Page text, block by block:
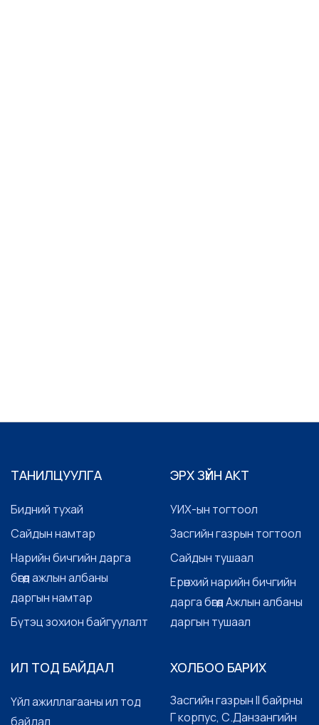
ТАНИЛЦУУЛГА
Бидний тухай
Сайдын намтар
Нарийн бичгийн дарга
бөгөөд ажлын албаны
даргын намтар
Бүтэц зохион байгуулалт
ЭРХ ЗҮЙН АКТ
УИХ-ын тогтоол
Засгийн газрын тогтоол
Сайдын тушаал
Ерөнхий нарийн бичгийн
дарга бөгөөд Ажлын албаны
даргын тушаал
ИЛ ТОД БАЙДАЛ
Үйл ажиллагааны ил тод
байдал
ХОЛБОО БАРИХ
Засгийн газрын II байрны
Г корпус, С.Данзангийн